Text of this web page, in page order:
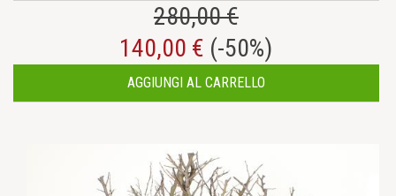
280,00 €
140,00 € (-50%)
AGGIUNGI AL CARRELLO